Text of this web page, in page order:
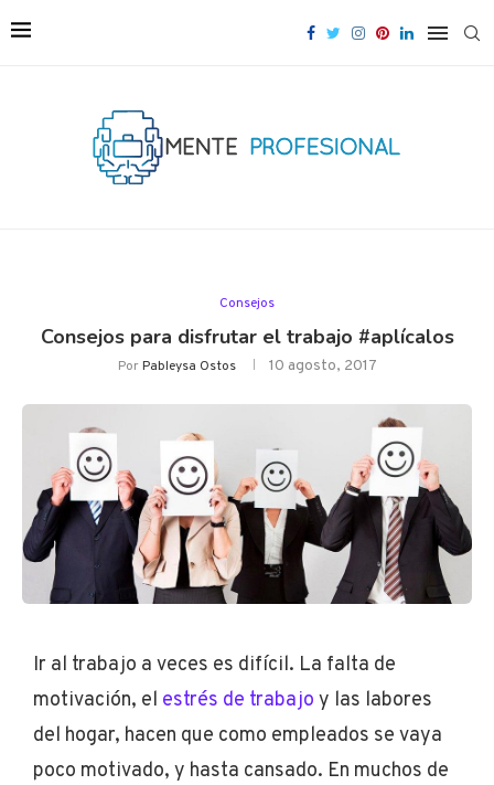
Consejos
Consejos para disfrutar el trabajo #aplícalos
PorPableysa Ostos 10 agosto, 2017
Ir al trabajo a veces es difícil. La falta de
motivación, el estrés de trabajo y las labores
del hogar, hacen que como empleados se vaya
poco motivado, y hasta cansado. En muchos de